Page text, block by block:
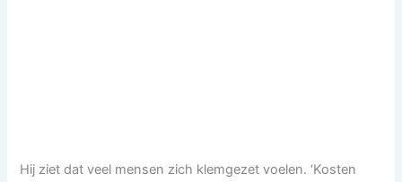
Hij ziet dat veel mensen zich klemgezet voelen. ‘Kosten